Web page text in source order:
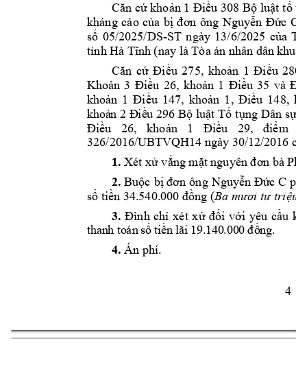
4
Căn cứ khoản 1 Điều 308 Bộ luật tố t
khng co của bị đơn ông Nguyễn Đức C
số 05/2025/DS-ST ngày 13/6/2025 của
tnh Hà Tnh (nay là Ta n nhân dân khu
Căn cứ Điều 275, khoản 1 Điều
Khoản 3 Điều 26, khoản 1 Điều 35 và
khoản 1 Điều 147, khoản 1, Điều 148,
khoản 2 Điều 296 Bộ luật Tố tụng Dân sự;
Điều
26, khoản 1 Điều 29, điểm
326/2016/UBTVQH14 ngày 30/12/2016 củ
1. Xét xử vắng mặt nguyên đơn bà
2. Buộc bị đơn ông Nguyễn Đức C
số tiền 34.540.000 đồng (Ba mươi tư triệu
3. Đình ch xét xử đối với yêu cầu
thanh ton sốtiền lãi 19.140.000 đồng.
4. Án phí.